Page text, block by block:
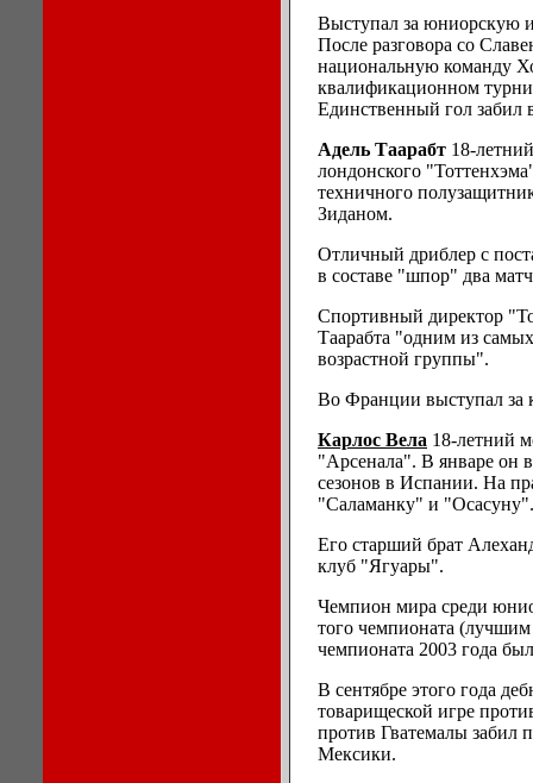
Выступал за юниорскую
После разговора со
национальную команду
квалификационном
Единственный гол забил
Адель Таарабт 18-
лондонского
техничного
Зиданом.
Отличный дриблер с
в составе "шпор" два
Спортивный директор
Таарабта "одним из
возрастной группы".
Во Франции выступал за
Карлос Вела 18-летний
"Арсенала". В январе он
сезонов в Испании. На
"Саламанку" и "Осасуну".
Его старший брат
клуб "Ягуары".
Чемпион мира среди
того чемпионата
чемпионата 2003 года
В сентябре этого года
товарищеской игре
против Гватемалы забил
Мексики.